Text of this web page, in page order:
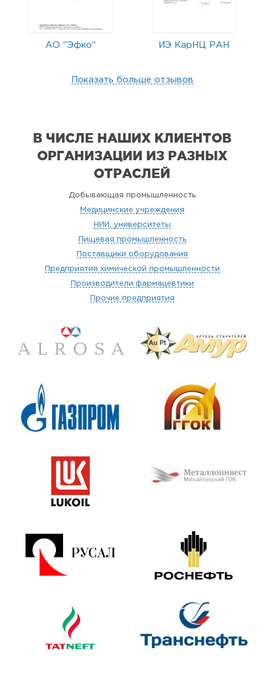
АО "Эфко" ИЭ КарНЦ РАН
Показать больше отзывов
В ЧИСЛЕ НАШИХ КЛИЕНТОВ
ОРГАНИЗАЦИИ ИЗ РАЗНЫХ
ОТРАСЛЕЙ
Добывающая промышленность
Медицинские учреждения
НИИ, университеты
Пищевая промышленность
Поставщики оборудования
Предприятия химической промышленности
Производители фармацевтики
Прочие предприятия